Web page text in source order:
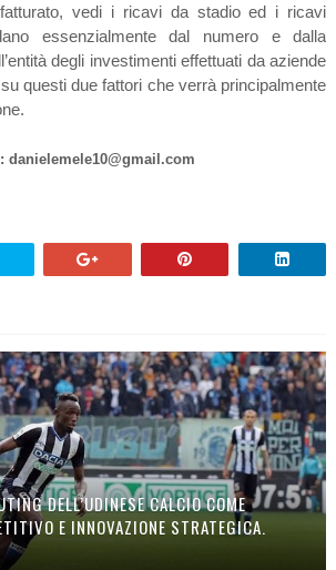
vedi i ricavi da stadio ed i ricavi
essenzialmente dal numero e dalla
degli investimenti effettuati da aziende
questi due fattori che verrà principalmente
danielemele10@gmail.com
DELL’UDINESE CALCIO COME
E INNOVAZIONE STRATEGICA.